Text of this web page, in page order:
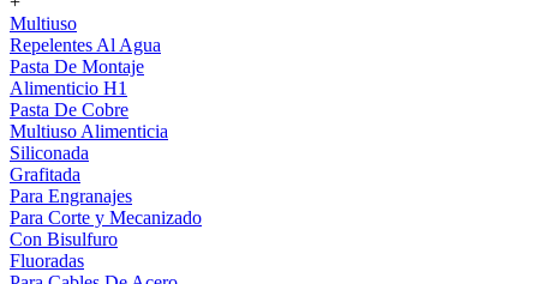
Multiuso
Repelentes Al Agua
Pasta De Montaje
Alimenticio H1
Pasta De Cobre
Multiuso Alimenticia
Siliconada
Grafitada
Para Engranajes
Para Corte y Mecanizado
Con Bisulfuro
Fluoradas